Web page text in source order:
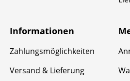
Informationen
Zahlungsmöglichkeiten
Versand & Lieferung